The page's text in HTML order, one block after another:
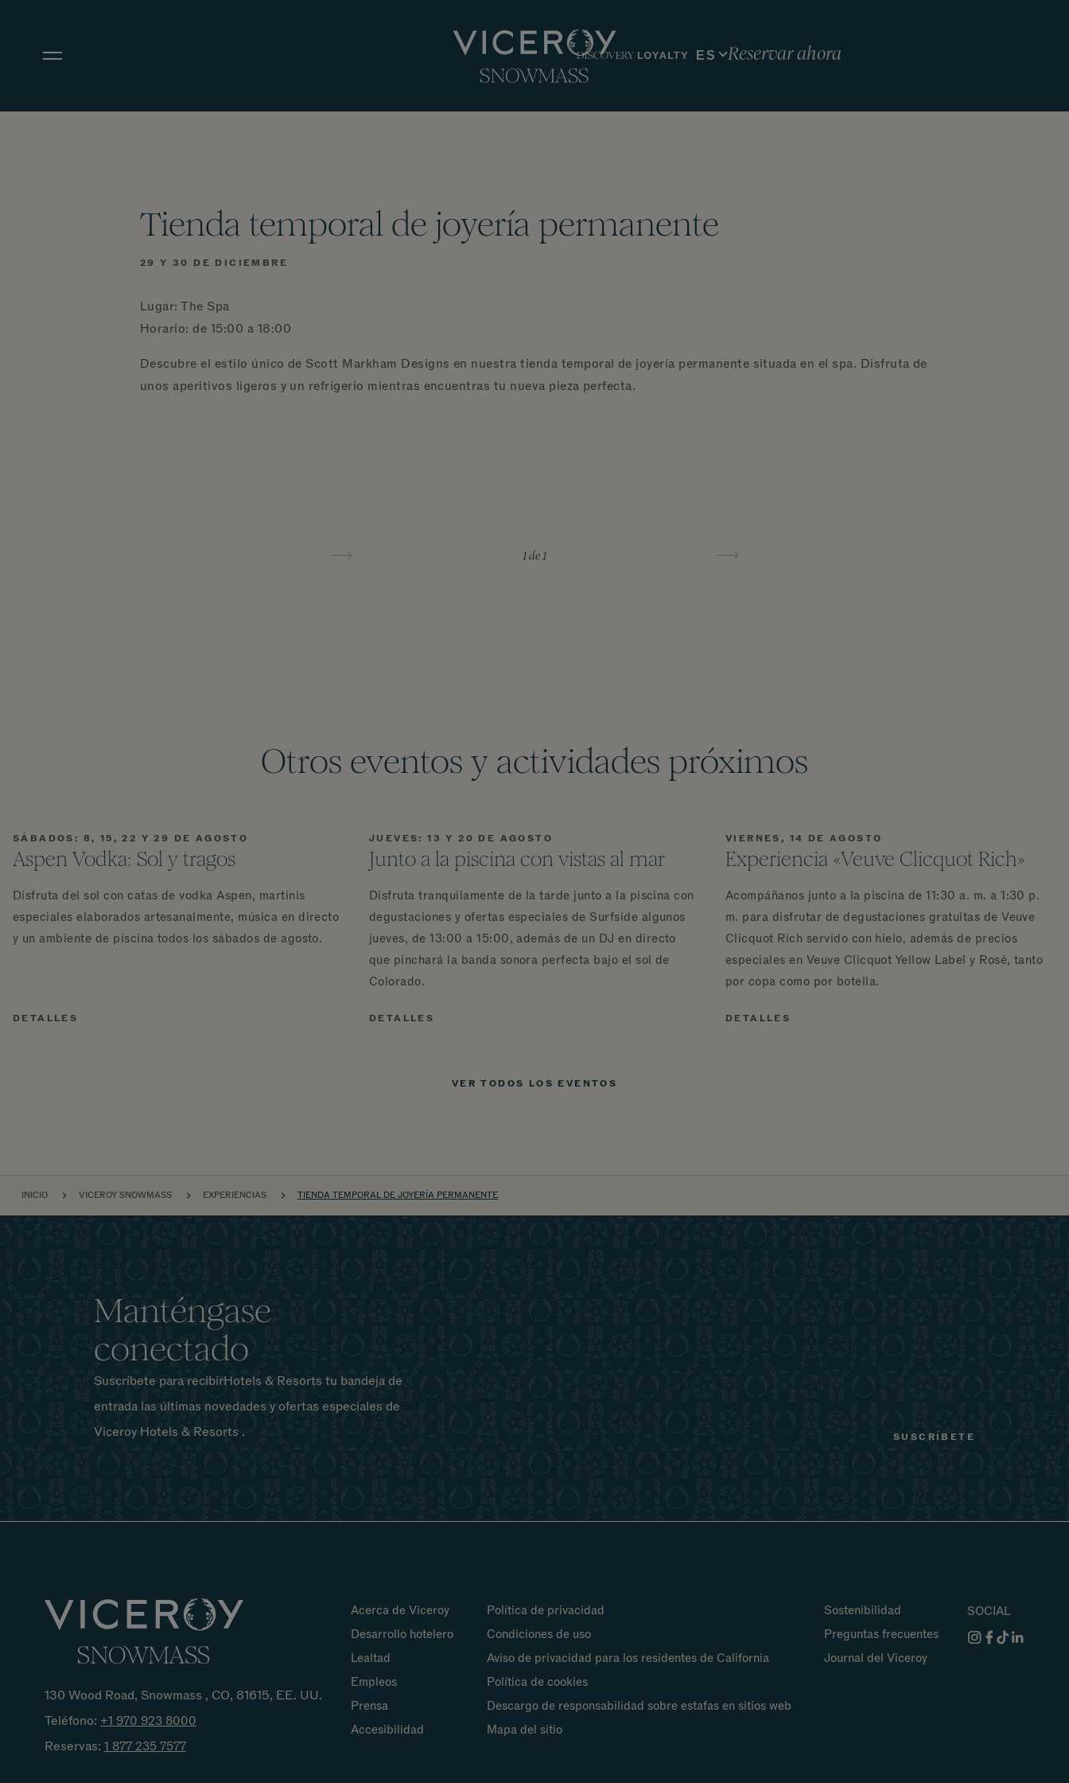
ES Reservar ahora
Tienda temporal de joyería permanente
29 Y 30 DE DICIEMBRE
Lugar: The Spa
Horario: de 15:00 a 18:00
Descubre el estilo único de Scott Markham Designs en nuestra tienda temporal de joyería permanente situada en el spa. Disfruta de
unos aperitivos ligeros y un refrigerio mientras encuentras tu nueva pieza perfecta.
1de 1
Otros eventos y actividades próximos
SÁBADOS: 8, 15, 22 Y 29 DE AGOSTO
Aspen Vodka: Sol y tragos
Disfruta del sol con catas de vodka Aspen, martinis
especiales elaborados artesanalmente, música en directo
y un ambiente de piscina todos los sábados de agosto.
DETALLES
JUEVES: 13 Y 20 DE AGOSTO
Junto a la piscina con vistas al mar
Disfruta tranquilamente de la tarde junto a la piscina con
degustaciones y ofertas especiales de Surfside algunos
jueves, de 13:00 a 15:00, además de un DJ en directo
que pinchará la banda sonora perfecta bajo el sol de
Colorado.
DETALLES
VIERNES, 14 DE AGOSTO
Experiencia «Veuve Clicquot Rich»
Acompáñanos junto a la piscina de 11:30 a. m. a 1:30 p.
m. para disfrutar de degustaciones gratuitas de Veuve
Clicquot Rich servido con hielo, además de precios
especiales en Veuve Clicquot Yellow Label y Rosé, tanto
por copa como por botella.
DETALLES
VER TODOS LOS EVENTOS
NAVEGACIÓN POR EL SITIO
INICIO VICEROY SNOWMASS EXPERIENCIAS TIENDA TEMPORAL DE JOYERÍA PERMANENTE
Manténgase
conectado
Suscríbete para recibirHotels & Resorts tu bandeja de
entrada las últimas novedades y ofertas especiales de
Viceroy Hotels & Resorts .
130 Wood Road, Snowmass , CO, 81615, EE. UU.
Teléfono: +1 970 923 8000
Reservas: 1 877 235 7577
Acerca de Viceroy
Desarrollo hotelero
Lealtad
Empleos
Prensa
Accesibilidad
Política de privacidad
Condiciones de uso
Aviso de privacidad para los residentes de California
Política de cookies
Descargo de responsabilidad sobre estafas en sitios web
Mapa del sitio
Sostenibilidad
Preguntas frecuentes
Journal del Viceroy
SOCIAL